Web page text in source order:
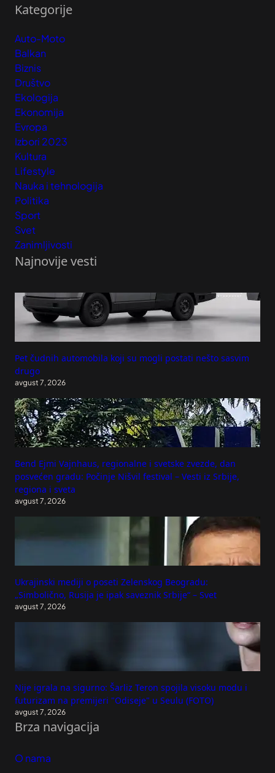
Kategorije
Auto-Moto
Balkan
Biznis
Društvo
Ekologija
Ekonomija
Evropa
Izbori 2023
Kultura
Lifestyle
Nauka i tehnologija
Politika
Sport
Svet
Zanimljivosti
Najnovije vesti
Pet čudnih automobila koji su mogli postati nešto sasvim
drugo
avgust 7, 2026
Bend Ejmi Vajnhaus, regionalne i svetske zvezde, dan
posvećen gradu: Počinje Nišvil festival – Vesti iz Srbije,
regiona i sveta
avgust 7, 2026
Ukrajinski mediji o poseti Zelenskog Beogradu:
„Simbolično, Rusija je ipak saveznik Srbije“ – Svet
avgust 7, 2026
Nije igrala na sigurno: Šarliz Teron spojila visoku modu i
futurizam na premijeri "Odiseje" u Seulu (FOTO)
avgust 7, 2026
Brza navigacija
O nama